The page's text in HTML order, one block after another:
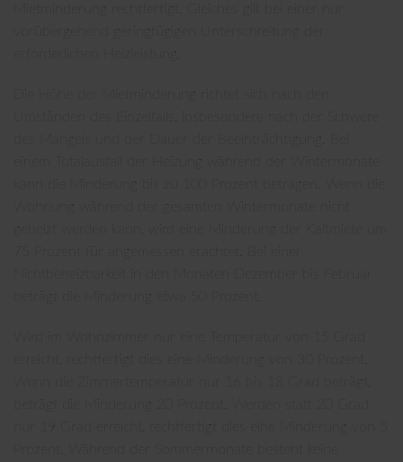
Mietminderung rechtfertigt. Gleiches gilt bei einer nur
vorübergehend geringfügigen Unterschreitung der
erforderlichen Heizleistung.
Die Höhe der Mietminderung richtet sich nach den
des Mangels und der Dauer der Beeinträchtigung. Bei
einem Totalausfall der Heizung während der Wintermonate
kann die Minderung bis zu 100 Prozent betragen. Wenn die
Wohnung während der gesamten Wintermonate nicht
geheizt werden kann, wird eine Minderung der Kaltmiete um
75 Prozent für angemessen erachtet. Bei einer
beträgt die Minderung etwa 50 Prozent.
erreicht, rechtfertigt dies eine Minderung von 30 Prozent.
Wenn die Zimmertemperatur nur 16 bis 18 Grad beträgt,
beträgt die Minderung 20 Prozent. Werden statt 20 Grad
nur 19 Grad erreicht, rechtfertigt dies eine Minderung von 5